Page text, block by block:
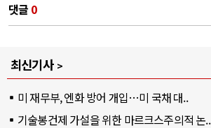
댓글 0
최신기사
미 재무부, 엔화 방어 개입…미 국채 대..
기술봉건제 가설을 위한 마르크스주의적 논..